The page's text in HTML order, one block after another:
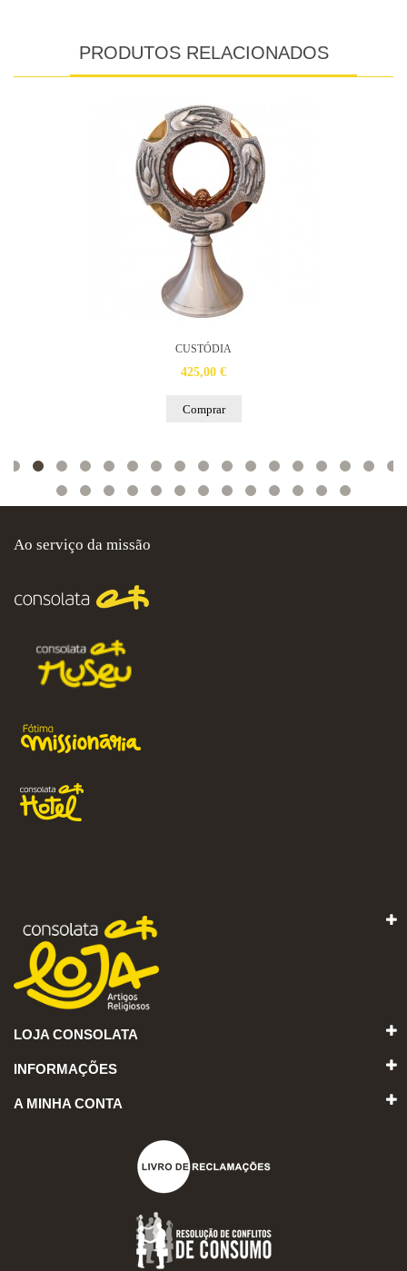
PRODUTOS RELACIONADOS
CUSTÓDIA
425,00 €
Comprar
Ao serviço da missão
LOJA CONSOLATA
INFORMAÇÕES
A MINHA CONTA